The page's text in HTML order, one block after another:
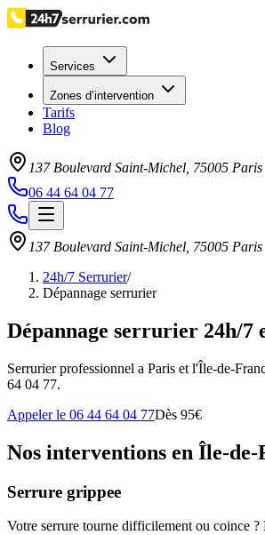
Services
Zones d’intervention
Tarifs
Blog
137 Boulevard Saint-Michel 75005 Paris
06 44 64 04 77
137 Boulevard Saint-Michel 75005 Paris
24h/7 Serrurier/
Dépannage serrurier
Dépannage serrurier 24h/7
Serrurier professionnel a Paris et l'Île-de-
64 04 77.
Appeler le 06 44 64 04 77Dès 95€
Nos interventions en Île-de-
Serrure grippee
Votre serrure tourne difficilement ou coince